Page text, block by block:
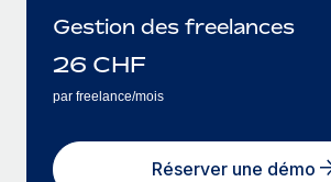
Gestion des freelances
26 CHF
par freelance/mois
Réserver une démo